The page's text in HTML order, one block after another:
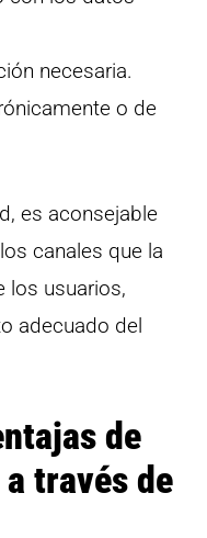
necesaria.
o de
es aconsejable
canales que la
los usuarios,
adecuado del
de
través de